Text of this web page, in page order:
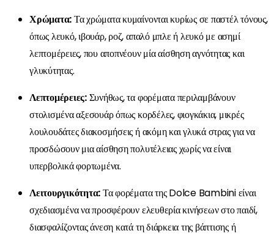
Χρώματα:Τα χρώματα κυμαίνονται κυρίως σε παστέλ τόνους,
όπως λευκό, ιβουάρ, ροζ, απαλό μπλε ή λευκό με ασημί
λεπτομέρειες, που αποπνέουν μία αίσθηση αγνότητας και
γλυκύτητας.
Λεπτομέρειες:Συνήθως, τα φορέματα περιλαμβάνουν
στολισμένα αξεσουάρ όπως κορδέλες, φιογκάκια, μικρές
λουλουδάτες διακοσμήσεις ή ακόμη και γλυκά στρας για να
προσδώσουν μια αίσθηση πολυτέλειας χωρίς να είναι
υπερβολικά φορτωμένα.
Λειτουργικότητα:Τα φορέματα της Dolce Bambini είναι
σχεδιασμένα να προσφέρουν ελευθερία κινήσεων στο παιδί,
διασφαλίζοντας άνεση κατά τη διάρκεια της βάπτισης ή